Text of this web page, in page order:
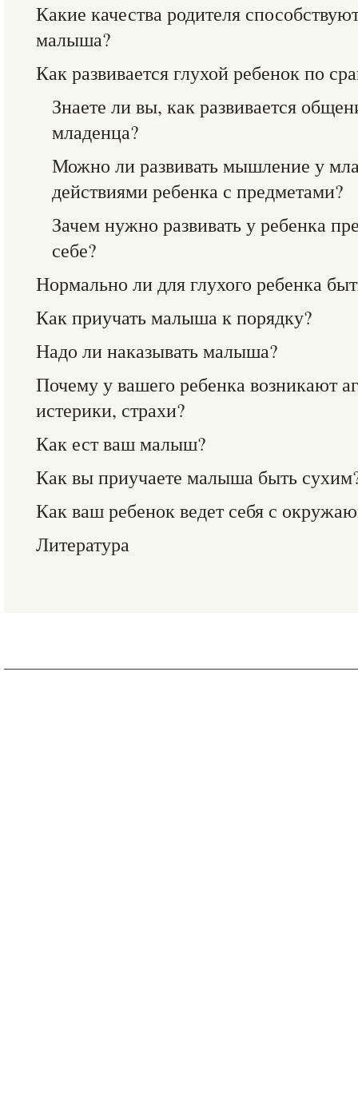
Какие качества родителя
малыша?
Как развивается глухой ребенок по
Знаете ли вы, как развивается
младенца?
Можно ли развивать мышление у
действиями ребенка с предметами?
Зачем нужно развивать у ребенка
себе?
Нормально ли для глухого ребенка
Как приучать малыша к порядку?
Надо ли наказывать малыша?
Почему у вашего ребенка возникают
истерики, страхи?
Как ест ваш малыш?
Как вы приучаете малыша быть
Как ваш ребенок ведет себя с
Литература